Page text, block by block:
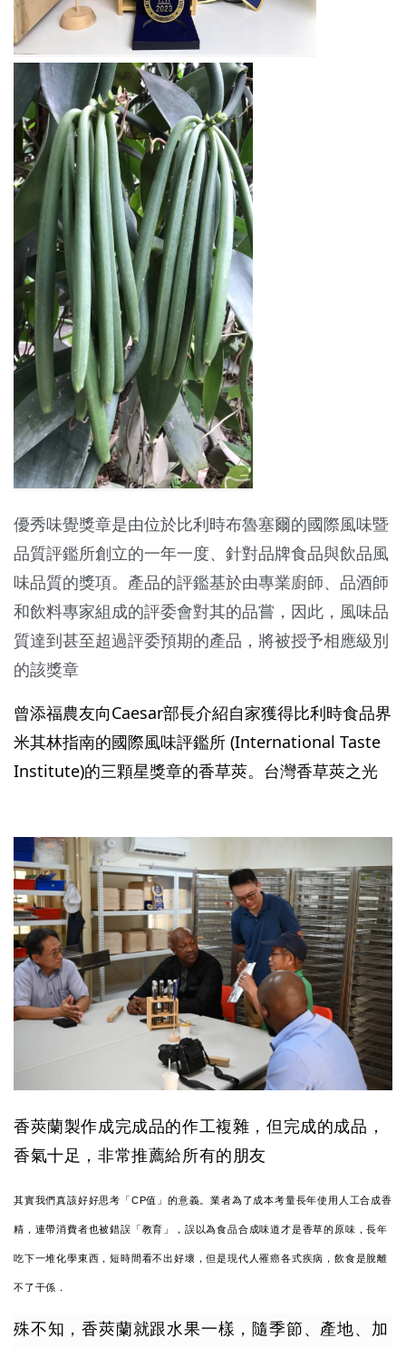
優秀味覺獎章是由位於比利時布魯塞爾的國際風味暨
品質評鑑所創立的一年一度、針對品牌食品與飲品風
味品質的獎項。產品的評鑑基於由專業廚師、品酒師
和飲料專家組成的評委會對其的品嘗，因此，風味品
質達到甚至超過評委預期的產品，將被授予相應級別
的該獎章
曾添福農友向Caesar部長介紹自家獲得比利時食品界
米其林指南的國際風味評鑑所 (International Taste
Institute)的三顆星獎章的香草莢。台灣香草莢之光
香莢蘭製作成完成品的作工複雜，但完成的成品，
香氣十足，非常推薦給所有的朋友
其實我們真該好好思考「CP值」的意義。業者為了成本考量長年使用人工合成香
精，連帶消費者也被錯誤「教育」，誤以為食品合成味道才是香草的原味，長年
吃下一堆化學東西，短時間看不出好壞，但是現代人罹癌各式疾病，飲食是脫離
不了干係．
殊不知，香莢蘭就跟水果一樣，隨季節、產地、加